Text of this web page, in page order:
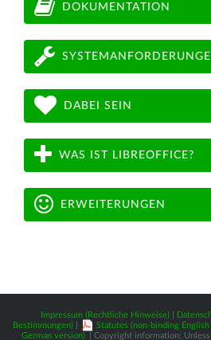
DOKUMENTATION
DABEI SEIN
WAS IST LIBREOFFICE?
ERWEITERUNGEN
Impressum (Rechtliche Hinweise)|
Bestimmungen)
Statutes (non-binding
German version)
| Copyright information: